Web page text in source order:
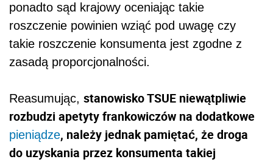
ponadto sąd krajowy oceniając takie
roszczenie powinien wziąć pod uwagę czy
takie roszczenie konsumenta jest zgodne z
zasadą proporcjonalności.
Reasumując, stanowisko TSUE niewątpliwie
rozbudzi apetyty frankowiczów na dodatkowe
pieniądze, należy jednak pamiętać, że droga
do uzyskania przez konsumenta takiej